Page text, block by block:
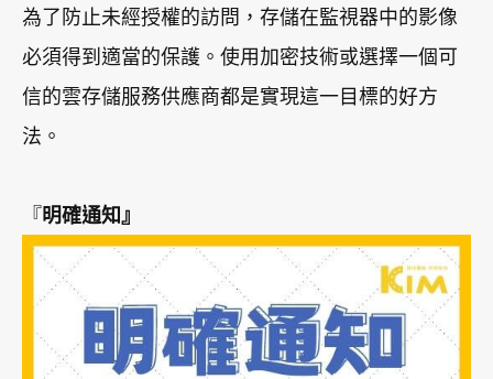
為了防止未經授權的訪問，存儲在監視器中的影像
必須得到適當的保護。使用加密技術或選擇一個可
信的雲存儲服務供應商都是實現這一目標的好方
法。
『明確通知』